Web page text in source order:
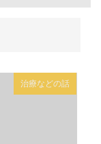
治療などの話